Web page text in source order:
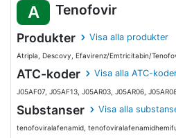
A Tenofovir
Produkter Visa alla produkter
Atripla, Descovy, Efavirenz/Emtricitabin/
ATC-koder Visa alla ATC-
J05AF07, J05AF13, J05AR03, J05AR06,
Substanser Visa alla
tenofoviralafenamid,